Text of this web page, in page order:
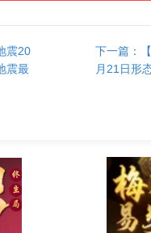
震20
震最
下一篇：
月21日形